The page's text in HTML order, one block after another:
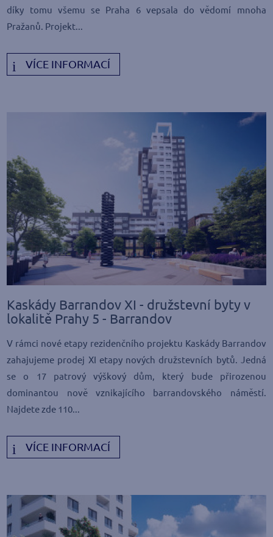
díky tomu všemu se Praha 6 vepsala do vědomí mnoha
Pražanů. Projekt...
VÍCE INFORMACÍ
Kaskády Barrandov XI - družstevní byty v
lokalitě Prahy 5 - Barrandov
V rámci nové etapy rezidenčního projektu Kaskády Barrandov
zahajujeme prodej XI etapy nových družstevních bytů. Jedná
se o 17 patrový výškový dům, který bude přirozenou
dominantou nově vznikajícího barrandovského náměstí.
Najdete zde 110...
VÍCE INFORMACÍ